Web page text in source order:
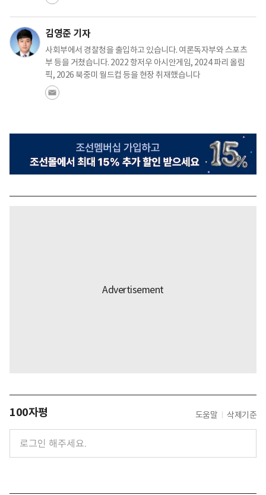
김영준 기자
사회부에서 경찰청을 출입하고 있습니다. 여론독자부와 스포츠
부 등을 거쳤습니다. 2022 항저우 아시안게임, 2024 파리 올림
픽, 2026 북중미 월드컵 등을 현장 취재했습니다
100자평 도움말 삭제기준